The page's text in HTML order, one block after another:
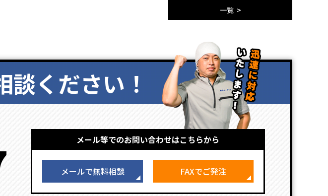
一覧 >
ください！
メール等でのお問い合わせはこちらから
メールで無料相談 FAXでご発注